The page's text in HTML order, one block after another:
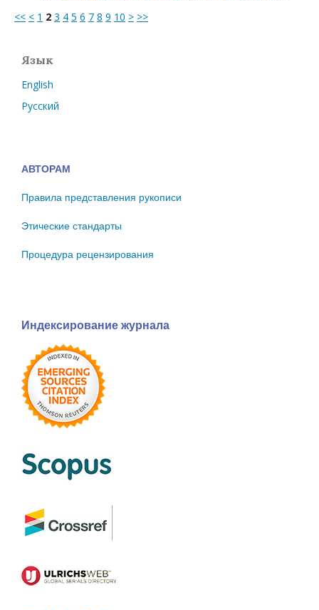
<< < 1 2 3 4 5 6 7 8 9 10 > >>
Язык
English
Русский
АВТОРАМ
Правила представления рукописи
Этические стандарты
Процедура рецензирования
Индексирование журнала